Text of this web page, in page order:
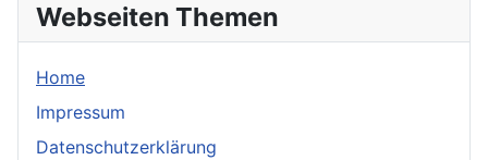
Webseiten Themen
Home
Impressum
Datenschutzerklärung